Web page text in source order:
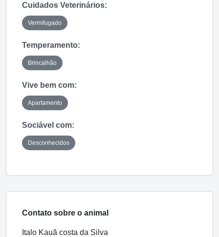
Cuidados Veterinários:
Vermifugado
Temperamento:
Brincalhão
Vive bem com:
Apartamento
Sociável com:
Desconhecidos
Contato sobre o animal
Italo Kauã costa da Silva